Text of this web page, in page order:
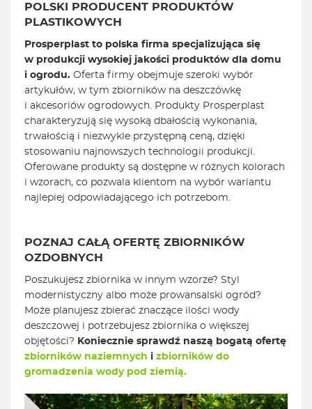
POLSKI PRODUCENT PRODUKTÓW
PLASTIKOWYCH
Prosperplast to polska firma specjalizująca się
w produkcji wysokiej jakości produktów dla domu
i ogrodu. Oferta firmy obejmuje szeroki wybór
artykułów, w tym zbiorników na deszczówkę
i akcesoriów ogrodowych. Produkty Prosperplast
charakteryzują się wysoką dbałością wykonania,
trwałością i niezwykle przystępną ceną, dzięki
stosowaniu najnowszych technologii produkcji.
Oferowane produkty są dostępne w różnych kolorach
i wzorach, co pozwala klientom na wybór wariantu
najlepiej odpowiadającego ich potrzebom.
POZNAJ CAŁĄ OFERTĘ ZBIORNIKÓW
OZDOBNYCH
Poszukujesz zbiornika w innym wzorze? Styl
modernistyczny albo może prowansalski ogród?
Może planujesz zbierać znaczące ilości wody
deszczowej i potrzebujesz zbiornika o większej
objętości? Koniecznie sprawdź naszą bogatą ofertę
zbiorników naziemnych i zbiorników do
gromadzenia wody pod ziemią.